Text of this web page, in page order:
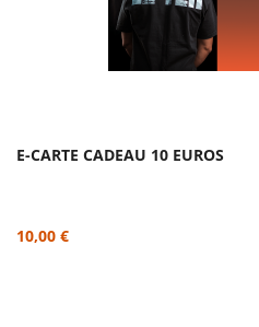
E-CARTE CADEAU 10 EUROS
10,00 €